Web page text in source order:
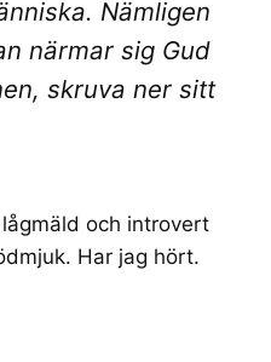
Nämligen
närmar sig Gud
skruva ner sitt
och introvert
Har jag hört.